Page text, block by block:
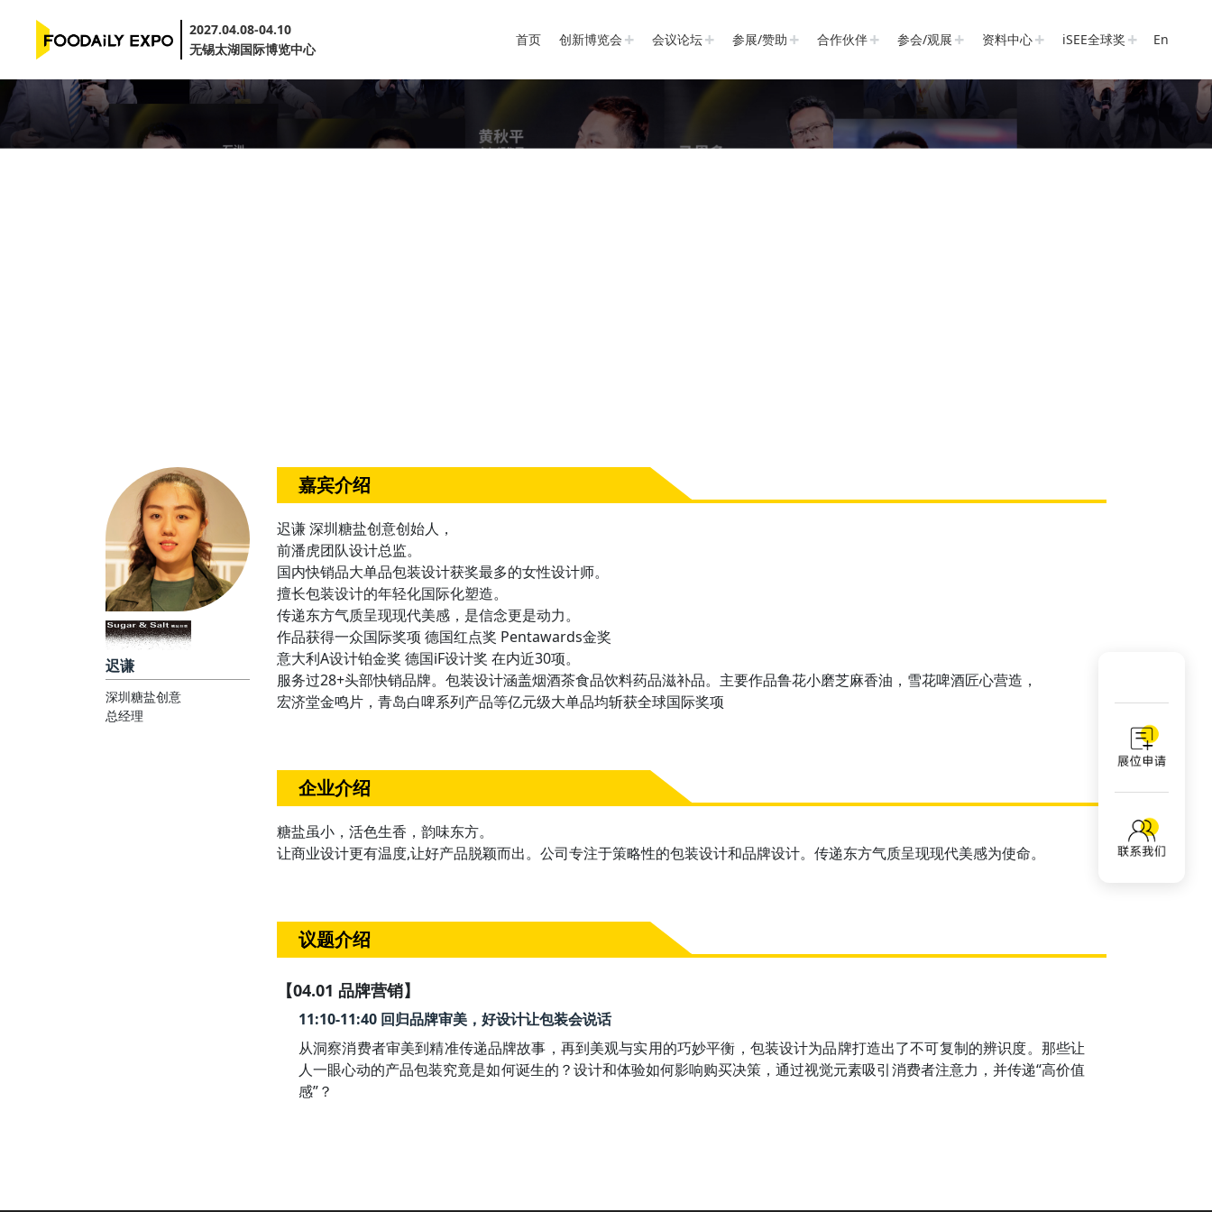
2027.04.08-04.10
无锡太湖国际博览中心
首页 创新博览会 会议论坛 参展/赞助 合作伙伴 参会/观展 资料中心 iSEE全球奖 En
迟谦
深圳糖盐创意
总经理
嘉宾介绍
迟谦 深圳糖盐创意创始⼈，
前潘虎团队设计总监。
国内快销品⼤单品包装设计获奖最多的⼥性设计师。
擅长包装设计的年轻化国际化塑造。
传递东⽅⽓质呈现现代美感，是信念更是动⼒。
作品获得⼀众国际奖项 德国红点奖 Pentawards⾦奖
意⼤利A设计铂⾦奖 德国iF设计奖 在内近30项。
服务过28+头部快销品牌。包装设计涵盖烟酒茶⾷品饮料药品滋补品。主要作品鲁花⼩磨芝⿇⾹油，雪花啤酒匠⼼营造，
宏济堂⾦鸣⽚，青岛⽩啤系列产品等亿元级⼤单品均斩获全球国际奖项
企业介绍
糖盐虽⼩，活⾊⽣⾹，韵味东⽅。
让商业设计更有温度,让好产品脱颖⽽出。公司专注于策略性的包装设计和品牌设计。传递东⽅⽓质呈现现代美感为使命。
议题介绍
【04.01 品牌营销】
11:10-11:40 回归品牌审美，好设计让包装会说话
从洞察消费者审美到精准传递品牌故事，再到美观与实用的巧妙平衡，包装设计为品牌打造出了不可复制的辨识度。那些让
人一眼心动的产品包装究竟是如何诞生的？设计和体验如何影响购买决策，通过视觉元素吸引消费者注意力，并传递“高价值
感”？